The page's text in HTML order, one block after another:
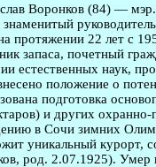
Воронков(84) — мэр.
руководитель
протяжении 22 лет с
запаса, почетный
естественных наук,
положение о
подготовка
и других
в Сочи зимних
уникальный курорт,
род. 2.07.1925).